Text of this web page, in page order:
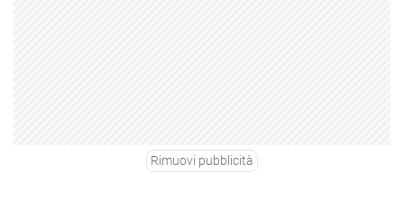
Rimuovi pubblicità